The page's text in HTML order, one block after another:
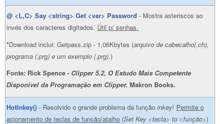
@ <L,C> Say <string> Get <var> Password - Mostra asteriscos ao
invés dos caracteres digitados. Útil p/ senhas.
*Download inclui: Getpass.zip - 1,06Kbytes (arquivo de cabecalho(.ch),
programa (.prg) e um exemplo (.prg).)
Fonte: Rick Spence - Clipper 5.2, O Estudo Mais Competente
Disponível da Programação em Clipper. Makron Books.
HotInkey() - Resolvido o grande problema da função inkey! Permite o
acionamento de teclas de função/atalho (Set Key <tecla> to <função>)